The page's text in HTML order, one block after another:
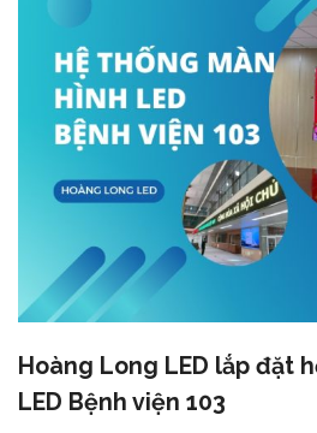
Hoàng Long LED lắp đặt
LED Bệnh viện 103